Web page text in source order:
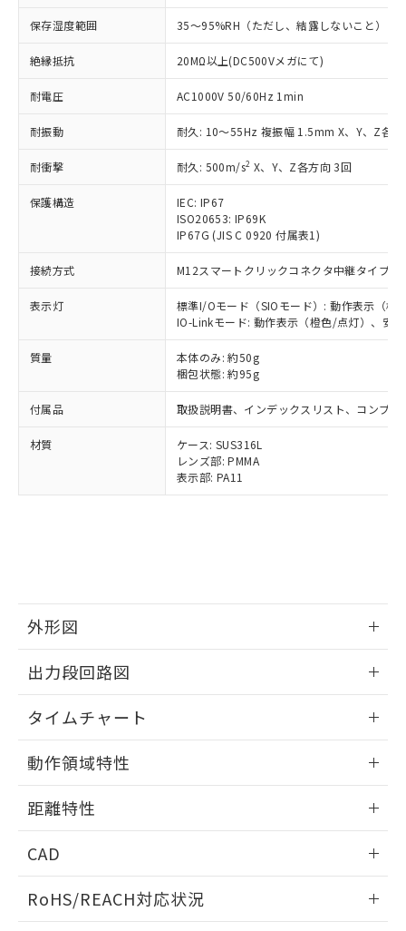
保存湿度範囲 35～95%RH（ただし、結露しないこと）
絶縁抵抗 20MΩ以上(DC500Vメガにて)
耐電圧 AC1000V 50/60Hz 1min
耐振動 耐久: 10～55Hz 複振幅 1.5mm X、Y、Z各
耐衝撃 耐久: 500m/s2 X、Y、Z各方向 3回
保護構造
IEC: IP67
ISO20653: IP69K
IP67G (JIS C 0920 付属表1)
接続方式 M12スマートクリックコネクタ中継タイプ (
表示灯
標準I/Oモード（SIOモード）: 動作表示（
IO-Linkモード: 動作表示（橙色/点灯）、安
質量
本体のみ: 約50g
梱包状態: 約95g
付属品 取扱説明書、インデックスリスト、コンプ
材質
ケース: SUS316L
レンズ部: PMMA
表示部: PA11
外形図
出力段回路図
タイムチャート
動作領域特性
距離特性
ビーム径-距離特性
CAD
ドすることができます。
RoHS/REACH対応状況
当社制御機器事業取扱商品の中には、
本サービスの対象外となる商品もある
ことをご了承ください。
在庫状況および標準価格照会結果は、
記載している更新日時点での社内デー
タに基づき作成されるものであり、閲
準価格とは異なる場合があることをご
了承ください。
正式な納期状況および標準価格はお客
様のお取引先、またはお客様担当のオ
ムロン制御機器販売店・当社販売員に
ご相談ください。
オムロン制御機器販売店や当社販売拠
販売ネットワーク
」をご確認
ください。
在庫状況および標準価格結果を当社の
事前の承諾なく第三者に漏洩または開
示しないようお願いします。
マイパーツ機能（部品リスト作成サー
ビス）をご利用いただくには、I-Web
メンバーズにご登録されている必要が
あります。
お客様が当ウェブサイト上で当社にご
登録された部品リストについて、当社
および当社の共同利用者が、当社の製
仕入先様の事情により、非含有部品として
いたものが、含有品と判明した場合などや
むを得ず変更することがあります。
*EU RoHS指令（10物質）：
鉛(Pb) 1000ppm以下、 水銀(Hg) 1000ppm以下、 カド
六価クロム(Cr(Ⅵ)) 1000ppm以下、ポリ臭化ビフェニル
類(PBB) 1000ppm以下、ポリ臭化ジフェニルエーテル類
(PBDE) 1000ppm以下、フタル酸ビス(2-エチルヘキシ
ル) (DEHP)(別名：DOP) 1000ppm以下、フタル酸ブチ
ルベンジル（BBP） 1000ppm以下、フタル酸ジブチル
（DBP） 1000ppm以下、フタル酸ジイソブチル
但し、RoHS指令で産業用監視および制御機器に対する
フタル酸エステル類の４物質については閾値を超える意
図的な使用がないことを確認しています。
※2 対応予定月
部品在庫の切り替え状況などにより、予定
月が前後することがあります。
※3 非含有証明書ダウンロード
下記の非含有証明書をダウンロードするこ
るもので、過去に遡って非含有を証明する
ものではありません。
また、RoHS指令のフタル酸エステル類４
物質の対応では、対応完了までの期間は出
荷製品に未対応品が混在することから備考
既に当社にて対応品への在庫切替を完了
していることから、特段のことがない限
り、2022年1月12日より割愛しておりま
す。
基準値を超えていることを示します。
「－」：未確認です。当社販売部門へお問
い合わせください。
*中国RoHS10物質の基準値 (GB/T26572)：
Pb(鉛) :1000ppm、 Hg(水銀) : 1000ppm、 Cd(カドミウ
Cr(Ⅵ)(六価クロム) : 1000ppm、 PBBs(ポリ臭化ビフェ
ニル類) : 1000ppm、 PBDEs(ポリ臭化ジフェニルエーテ
イソブチル) : 1000ppm、 BBP(フタル酸ブチルベンジ
DEHP(フタル酸ビス(2-エチルヘキシル)) : 1000ppm
※2 環境保護使用期限
「ｅ」：有害物質（10物質）のすべてが基
準値以下であることを示します。
「10」：通常の使用状況下において有害物
質が外部に漏えいし、環境に深刻な影響を
及ぼさない年数を意味します。
「－」：未確認です。当社販売部門へお問
い合わせください。
当社は、これら貴社製品のうち、外国
為替および外国貿易法に定める商品
（以下｢規制貨物等」という）を輸出
または国外への提供する場合は、日本
国政府の輸出許可(または役務取引許
可)を取得するなどの必要な手続きを
とります。
当社は規制貨物を破棄する場合は、完
いよう必要な手段を講じます。
当社は貴社製品を、核兵器、ミサイ
ル、化学兵器、生物兵器またはその他
武器並びにこれらの製造装置等に一切
使用いたしません。
当社は、貴社製品を第三者に販売する
場合は、上記1、2および3の内容を当
該第三者に通知します。また当社は、
販売先および販売に係わる関係者が違
法に輸出するおそれがある場合は、取
り引きをいたしません。
一定数以上の在庫あり
一定数には満たないが在庫あり
在庫なし(最新の在庫状況につ
いては、お客様のお取引先、ま
たはお客様担当のオムロン制御
機器販売店・当社販売員にご確
認ください)
受注生産機種、また在庫状況の
情報を公開していない機種